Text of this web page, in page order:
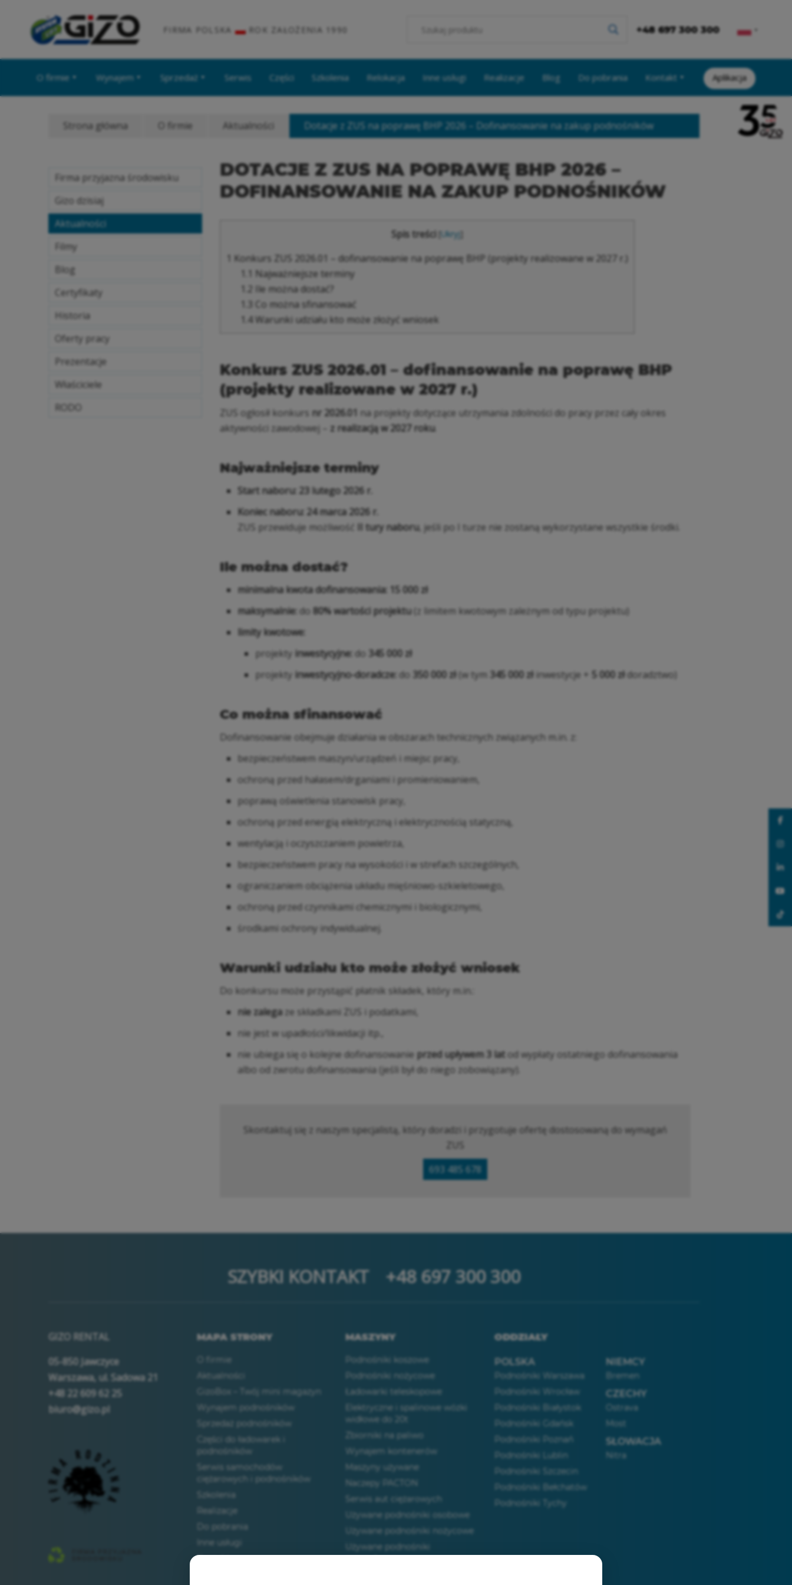
FIRMA POLSKA ROK ZAŁOŻENIA 1990 +48 697 300 300
O firmie Wynajem Sprzedaż Serwis Części Szkolenia Relokacja Inne usługi Realizacje Blog Do pobrania Kontakt Aplikacja
Strona główna O firmie Aktualności Dotacje z ZUS na poprawę BHP 2026 – Dofinansowanie na zakup podnośników
Firma przyjazna środowisku
Gizo dzisiaj
Aktualności
Filmy
Blog
Certyfikaty
Historia
Oferty pracy
Prezentacje
Właściciele
RODO
DOTACJE Z ZUS NA POPRAWĘ BHP 2026 –
DOFINANSOWANIE NA ZAKUP PODNOŚNIKÓW
Spis treści [Ukryj]
Konkurs ZUS 2026.01 – dofinansowanie na poprawę BHP (projekty realizowane w 2027 r.)
Najważniejsze terminy
Ile można dostać?
Co można sfinansować
1.4 Warunki udziału kto może złożyć wniosek
Konkurs ZUS 2026.01 – dofinansowanie na poprawę BHP
(projekty realizowane w 2027 r.)
ZUS ogłosił konkurs nr 2026.01 na projekty dotyczące utrzymania zdolności do pracy przez cały okres
aktywności zawodowej – z realizacją w 2027 roku.
Najważniejsze terminy
Start naboru: 23 lutego 2026 r.
Koniec naboru: 24 marca 2026 r.
ZUS przewiduje możliwość II tury naboru, jeśli po I turze nie zostaną wykorzystane wszystkie środki.
Ile można dostać?
minimalna kwota dofinansowania: 15 000 zł
maksymalnie: do 80% wartości projektu(z limitem kwotowym zależnym od typu projektu)
limity kwotowe:
projekty inwestycyjne: do 345 000 zł
projekty inwestycyjno-doradcze: do 350 000 zł (w tym 345 000 zł inwestycje + 5 000 zł doradztwo)
Co można sfinansować
Dofinansowanie obejmuje działania w obszarach technicznych związanych m.in. z:
bezpieczeństwem maszyn/urządzeń i miejsc pracy,
ochroną przed hałasem/drganiami i promieniowaniem,
poprawą oświetlenia stanowisk pracy,
ochroną przed energią elektryczną i elektrycznością statyczną,
wentylacją i oczyszczaniem powietrza,
bezpieczeństwem pracy na wysokości i w strefach szczególnych,
ograniczaniem obciążenia układu mięśniowo-szkieletowego,
ochroną przed czynnikami chemicznymi i biologicznymi,
środkami ochrony indywidualnej.
Warunki udziału kto może złożyć wniosek
Do konkursu może przystąpić płatnik składek, który m.in.:
nie zalegaze składkami ZUS i podatkami,
nie jest w upadłości/likwidacji itp.,
nie ubiega się o kolejne dofinansowanie przed upływem 3 lat od wypłaty ostatniego dofinansowania
albo od zwrotu dofinansowania (jeśli był do niego zobowiązany).
Skontaktuj się z naszym specjalistą, który doradzi i przygotuje ofertę dostosowaną do wymagań
693 485 678
SZYBKI KONTAKT +48 697 300 300
GIZO RENTAL
05-850 Jawczyce
Warszawa, ul. Sadowa 21
+48 22 609 62 25
biuro@gizo.pl
MAPA STRONY
O firmie
Aktualności
GizoBox – Twój mini magazyn
Wynajem podnośników
Sprzedaż podnośników
Części do ładowarek i
podnośników
Serwis samochodów
ciężarowych i podnośników
Szkolenia
Realizacje
Do pobrania
Inne usługi
Kontakt
MASZYNY
Podnośniki koszowe
Podnośniki nożycowe
Ładowarki teleskopowe
Elektryczne i spalinowe wózki
widłowe do 20t
Zbiorniki na paliwo
Wynajem kontenerów
Maszyny używane
Naczepy PACTON
Serwis aut ciężarowych
Używane podnośniki osobowe
Używane podnośniki nożycowe
Używane podnośniki
przegubowe
ODDZIAŁY
POLSKA
Podnośniki Warszawa
Podnośniki Wrocław
Podnośniki Białystok
Podnośniki Gdańsk
Podnośniki Poznań
Podnośniki Lublin
Podnośniki Szczecin
Podnośniki Bełchatów
Podnośniki Tychy
NIEMCY
Bremen
CZECHY
Ostrava
Most
SŁOWACJA
Nitra